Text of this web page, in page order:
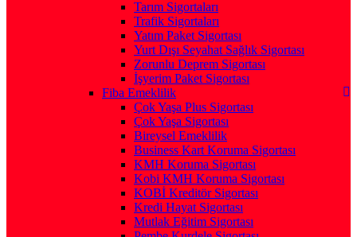
Tarım Sigortaları
Trafik Sigortaları
Yatım Paket Sigortası
Yurt Dışı Seyahat Sağlık Sigortası
Zorunlu Deprem Sigortası
İşyerim Paket Sigortası
Fiba Emeklilik
Çok Yaşa Plus Sigortası
Çok Yaşa Sigortası
Bireysel Emeklilik
Business Kart Koruma Sigortası
KMH Koruma Sigortası
Kobi KMH Koruma Sigortası
KOBİ Kreditör Sigortası
Kredi Hayat Sigortası
Mutlak Eğitim Sigortası